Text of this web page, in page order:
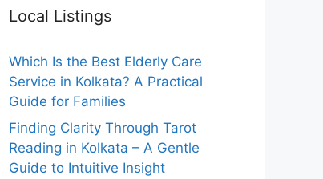
Local Listings
Which Is the Best Elderly Care
Service in Kolkata? A Practical
Guide for Families
Finding Clarity Through Tarot
Reading in Kolkata – A Gentle
Guide to Intuitive Insight